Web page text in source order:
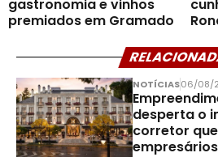
gastronomia e vinhos
premiados em Gramado
NOTÍCIAS06/08/
desperta o
corretor